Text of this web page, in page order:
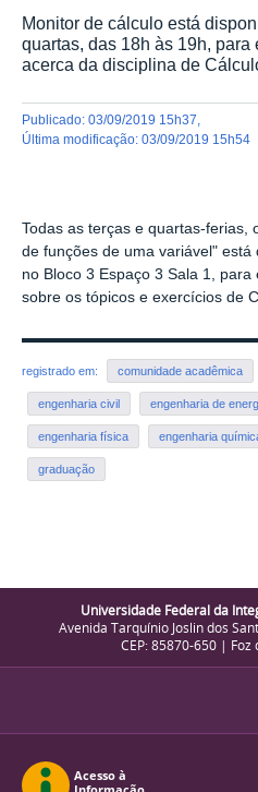
Monitor de cálculo está
quartas, das 18h às 19h,
acerca da disciplina de
publicado: 03/09/2019 15h37
última modificação: 03/09/2019 15h54
Todas as terças e quartas-ferias,
de funções de uma variável" está
no Bloco 3 Espaço 3 Sala 1,
sobre os tópicos e exercícios de
registrado em: comunidade acadêmica
engenharia civil engenharia de
engenharia física engenharia
graduação
Universidade Federal da
Avenida Tarquínio Joslin dos
CEP: 85870-650 | Foz